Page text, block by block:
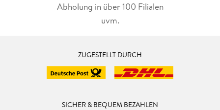
Abholung in über 100 Filialen
uvm.
ZUGESTELLT DURCH
SICHER & BEQUEM BEZAHLEN